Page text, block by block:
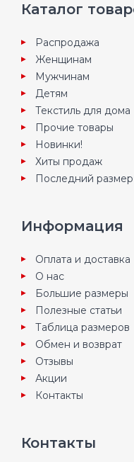
Каталог
Распродажа
Женщинам
Мужчинам
Детям
Текстиль для дома
Прочие товары
Новинки!
Хиты продаж
Последний размер
Информация
Оплата и доставка
О нас
Большие размеры
Полезные статьи
Таблица размеров
Обмен и возврат
Отзывы
Акции
Контакты
Контакты